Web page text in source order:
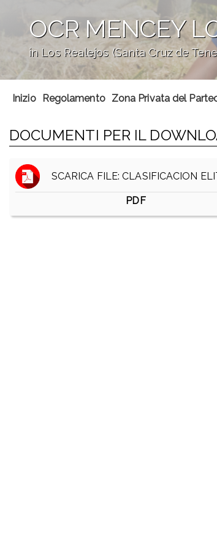
OCR MENCEY
in Los Realejos (Santa Cruz de
Inizio Regolamento Zona Privata del
DOCUMENTI PER IL
SCARICA FILE: CLASIFICACION
PDF